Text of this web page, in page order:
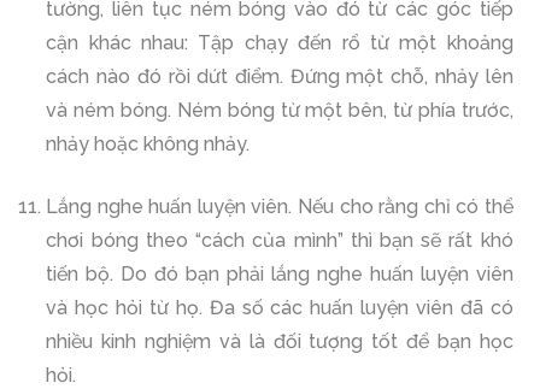
tường, liên tục ném bóng vào đó từ các góc tiếp
cận khác nhau: Tập chạy đến rổ từ một khoảng
cách nào đó rồi dứt điểm. Đứng một chỗ, nhảy lên
và ném bóng. Ném bóng từ một bên, từ phía trước,
nhảy hoặc không nhảy.
Lắng nghe huấn luyện viên. Nếu cho rằng chỉ có thể
chơi bóng theo “cách của mình” thì bạn sẽ rất khó
tiến bộ. Do đó bạn phải lắng nghe huấn luyện viên
và học hỏi từ họ. Đa số các huấn luyện viên đã có
nhiều kinh nghiệm và là đối tượng tốt để bạn học
hỏi.